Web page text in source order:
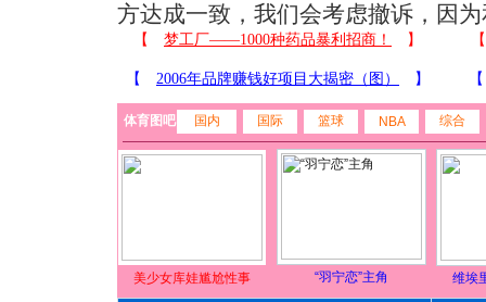
方达成一致，我们会考虑撤诉，因为
体育图吧 国内 国际 篮球 NBA 综合
美少女库娃尴尬性事 “羽宁恋”主角 维埃